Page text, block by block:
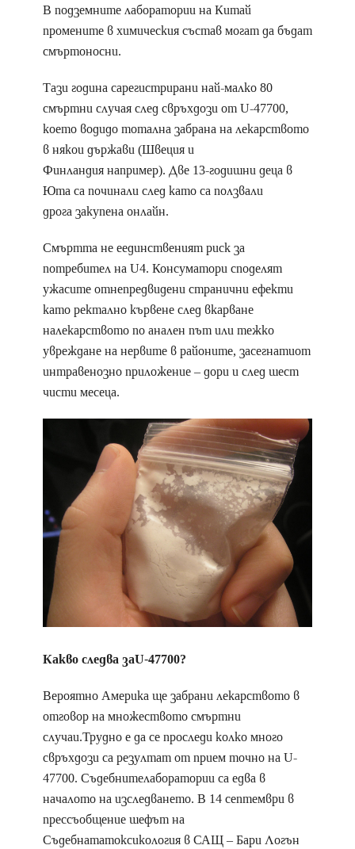
В подземните лаборатории на Китай
промените в химическия състав могат да бъдат
смъртоносни.
Тази година сарегистрирани най-малко 80
смъртни случая след свръхдози от U-47700,
което водидо тотална забрана на лекарството
в някои държави (Швеция и
Финландия например). Две 13-годишни деца в
Юта са починали след като са ползвали
дрога закупена онлайн.
Смъртта не еединственият риск за
потребител на U4. Консуматори споделят
ужасите отнепредвидени странични ефекти
като ректално кървене след вкарване
налекарството по анален път или тежко
увреждане на нервите в районите, засегнатиот
интравенозно приложение – дори и след шест
чисти месеца.
Какво следва заU-47700?
Вероятно Америка ще забрани лекарството в
отговор на множеството смъртни
случаи.Трудно е да се проследи колко много
свръхдози са резултат от прием точно на U-
47700. Съдебнителаборатории са едва в
началото на изследването. В 14 септември в
прессъобщение шефът на
Съдебнататоксикология в САЩ – Бари Логън